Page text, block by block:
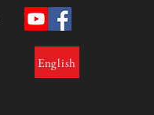
English